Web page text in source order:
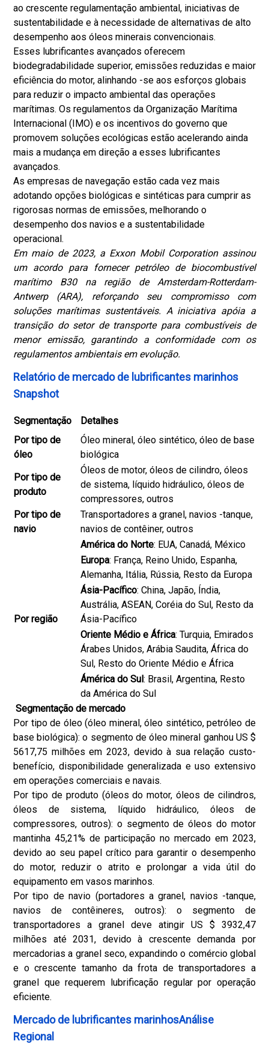
ao crescente regulamentação ambiental, iniciativas de
sustentabilidade e à necessidade de alternativas de alto
desempenho aos óleos minerais convencionais.
Esses lubrificantes avançados oferecem
biodegradabilidade superior, emissões reduzidas e maior
eficiência do motor, alinhando -se aos esforços globais
para reduzir o impacto ambiental das operações
marítimas. Os regulamentos da Organização Marítima
Internacional (IMO) e os incentivos do governo que
promovem soluções ecológicas estão acelerando ainda
mais a mudança em direção a esses lubrificantes
avançados.
As empresas de navegação estão cada vez mais
adotando opções biológicas e sintéticas para cumprir as
rigorosas normas de emissões, melhorando o
desempenho dos navios e a sustentabilidade
operacional.
Em maio de 2023, a Exxon Mobil Corporation assinou
um acordo para fornecer petróleo de biocombustível
marítimo B30 na região de Amsterdam-Rotterdam-
Antwerp (ARA), reforçando seu compromisso com
soluções marítimas sustentáveis. A iniciativa apóia a
transição do setor de transporte para combustíveis de
menor emissão, garantindo a conformidade com os
regulamentos ambientais em evolução.
Relatório de mercado de lubrificantes marinhos
Snapshot
Segmentação
Detalhes
Por tipo de
óleo
Óleo mineral, óleo sintético, óleo de base
biológica
Por tipo de
produto
Óleos de motor, óleos de cilindro, óleos
de sistema, líquido hidráulico, óleos de
compressores, outros
Por tipo de
navio
Transportadores a granel, navios -tanque,
navios de contêiner, outros
Por região
América do Norte: EUA, Canadá, México
Europa: França, Reino Unido, Espanha,
Alemanha, Itália, Rússia, Resto da Europa
Ásia-Pacífico: China, Japão, Índia,
Austrália, ASEAN, Coréia do Sul, Resto da
Ásia-Pacífico
Oriente Médio e África: Turquia, Emirados
Árabes Unidos, Arábia Saudita, África do
Sul, Resto do Oriente Médio e África
Ámérica do Sul: Brasil, Argentina, Resto
da América do Sul
Segmentação de mercado
Por tipo de óleo (óleo mineral, óleo sintético, petróleo de
base biológica): o segmento de óleo mineral ganhou US $
5617,75 milhões em 2023, devido à sua relação custo-
benefício, disponibilidade generalizada e uso extensivo
em operações comerciais e navais.
Por tipo de produto (óleos do motor, óleos de cilindros,
óleos de sistema, líquido hidráulico, óleos de
compressores, outros): o segmento de óleos do motor
mantinha 45,21% de participação no mercado em 2023,
devido ao seu papel crítico para garantir o desempenho
do motor, reduzir o atrito e prolongar a vida útil do
equipamento em vasos marinhos.
Por tipo de navio (portadores a granel, navios -tanque,
navios de contêineres, outros): o segmento de
transportadores a granel deve atingir US $ 3932,47
milhões até 2031, devido à crescente demanda por
mercadorias a granel seco, expandindo o comércio global
e o crescente tamanho da frota de transportadores a
granel que requerem lubrificação regular por operação
eficiente.
Mercado de lubrificantes marinhosAnálise
Regional